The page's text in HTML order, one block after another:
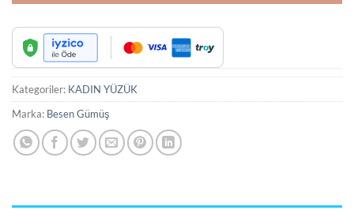
Kategoriler: KADIN YÜZÜK
Marka: Besen Gümüş